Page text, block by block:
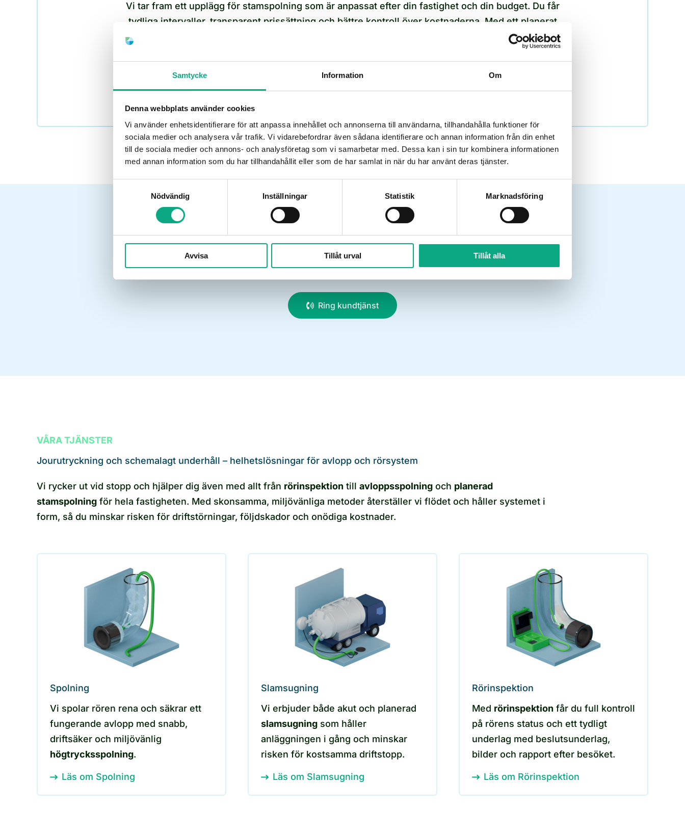
Samtycke Information Om
Denna webbplats använder cookies
Vi använder enhetsidentifierare för att anpassa innehållet och annonserna till användarna, tillhandahålla funktioner för
sociala medier och analysera vår trafik. Vi vidarebefordrar även sådana identifierare och annan information från din enhet
till de sociala medier och annons- och analysföretag som vi samarbetar med. Dessa kan i sin tur kombinera informationen
med annan information som du har tillhandahållit eller som de har samlat in när du har använt deras tjänster.
Nödvändig
Inställningar Statistik Marknadsföring
Avvisa Tillåt urval Tillåt alla
Vi tar fram ett upplägg för stamspolning som är anpassat efter din fastighet och din budget. Du får
tydliga intervaller, transparent prissättning och bättre kontroll över kostnaderna. Med ett planerat
schema minskar risken för akuta stopp och dyra överraskningar. Hör av dig så tar vi fram ett konkret
Ring kundtjänst
VÅRA TJÄNSTER
Jourutryckning och schemalagt underhåll – helhetslösningar för avlopp och rörsystem
Vi rycker ut vid stopp och hjälper dig även med allt från rörinspektion till avloppsspolning och planerad
stamspolning för hela fastigheten. Med skonsamma, miljövänliga metoder återställer vi flödet och håller systemet i
form, så du minskar risken för driftstörningar, följdskador och onödiga kostnader.
Spolning
Vi spolar rören rena och säkrar ett
fungerande avlopp med snabb,
driftsäker och miljövänlig
högtrycksspolning.
Läs om Spolning
Slamsugning
Vi erbjuder både akut och planerad
slamsugning som håller
anläggningen i gång och minskar
risken för kostsamma driftstopp.
Läs om Slamsugning
Rörinspektion
Med rörinspektion får du full kontroll
på rörens status och ett tydligt
underlag med beslutsunderlag,
bilder och rapport efter besöket.
Läs om Rörinspektion